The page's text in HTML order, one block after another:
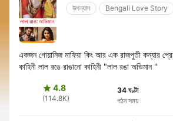
উপন্যাস Bengali Love Story
একজন গোয়ানিজ মাফিয়া কিং আর এক রাজপুতী কন্যার
কাহিনী লাল রঙে রাঙানো কাহিনী "লাল রঙা অভিমান "
 4.8
(114.8K)
34 ঘণ্টা
পঠন সময়